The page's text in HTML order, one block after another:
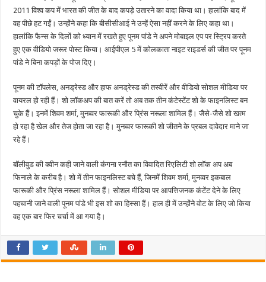
2011 विश्व कप में भारत की जीत के बाद कपड़े उतारने का वादा किया था। हालांकि बाद में
वह पीछे हट गईं। उन्होंने कहा कि बीसीसीआई ने उन्हें ऐसा नहीं करने के लिए कहा था।
हालांकि फैन्स के दिलों को ध्यान में रखते हुए पूनम पांडे ने अपने मोबाइल एप पर स्ट्रिप करते
हुए एक वीडियो जरूर पोस्ट किया। आईपीएल 5 में कोलकाता नाइट राइडर्स की जीत पर पूनम
पांडे ने बिना कपड़ों के पोज दिए।
पूनम की टॉपलेस, अनड्रेस्ड और हाफ अनड्रेस्ड की तस्वीरें और वीडियो सोशल मीडिया पर
वायरल हो रही हैं। शो लॉकअप की बात करें तो अब तक तीन कंटेस्टेंट शो के फाइनलिस्ट बन
चुके हैं। इनमें शिवम शर्मा, मुनव्वर फारूकी और प्रिंस नरूला शामिल हैं। जैसे-जैसे शो खत्म
हो रहा है खेल और तेज होता जा रहा है। मुनव्वर फारूकी शो जीतने के प्रबल दावेदार माने जा
रहे हैं।
बॉलीवुड की क्वीन कही जाने वाली कंगना रनौत का विवादित रिएलिटी शो लॉक अप अब
फिनाले के करीब है। शो में तीन फाइनलिस्ट बचे हैं, जिनमें शिवम शर्मा, मुनव्वर इकबाल
फारूकी और प्रिंस नरूला शामिल हैं। सोशल मीडिया पर आपत्तिजनक कंटेंट देने के लिए
पहचानी जाने वाली पूनम पांडे भी इस शो का हिस्सा हैं। हाल ही में उन्होंने वोट के लिए जो किया
वह एक बार फिर चर्चा में आ गया है।